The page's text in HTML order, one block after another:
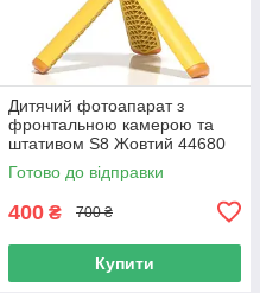
Дитячий фотоапарат з
фронтальною камерою та
штативом S8 Жовтий 44680
Готово до відправки
400 ₴ 700 ₴
Купити